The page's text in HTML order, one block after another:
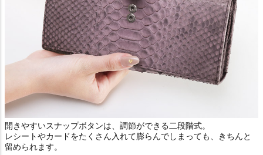
開きやすいスナップボタンは、調節ができる二段階式。
レシートやカードをたくさん入れて膨らんでしまっても、きちんと
留められます。